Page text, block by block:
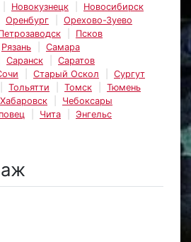
Новокузнецк
Новосибирск
Оренбург
Орехово-Зуево
Псков
Рязань
Самара
Саранск
Саратов
Старый Оскол
Сургут
Тольятти Томск
Тюмень
Хабаровск
Чебоксары
Чита
Энгельс